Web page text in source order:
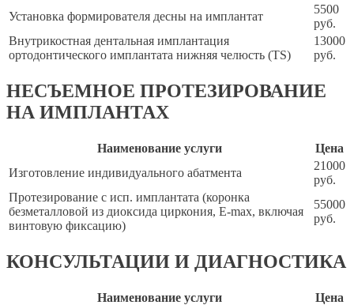
Установка формирователя десны на имплантат
5500
руб.
Внутрикостная дентальная имплантация
ортодонтического имплантата нижняя челюсть (TS)
13000
руб.
НЕСЪЕМНОЕ ПРОТЕЗИРОВАНИЕ
НА ИМПЛАНТАХ
Наименование услуги
Цена
Изготовление индивидуального абатмента
21000
руб.
Протезирование с исп. имплантата (коронка
безметалловой из диоксида циркония, E-max, включая
винтовую фиксацию)
55000
руб.
КОНСУЛЬТАЦИИ И ДИАГНОСТИКА
Наименование услуги
Цена